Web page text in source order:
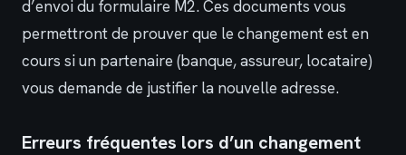
d’envoi du formulaire M2. Ces documents vous
permettront de prouver que le changement est en
cours si un partenaire (banque, assureur, locataire)
vous demande de justifier la nouvelle adresse.
Erreurs fréquentes lors d’un changement